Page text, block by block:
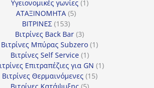
Υγειονομικές γωνίες 11
ΑΤΑΞΙΝΟΜΗΤΑ 55
ΒΙΤΡΙΝΕΣ 153153
προϊόντα
Βιτρίνες Back Bar 33
προϊόντα
Βιτρίνες Mπύρας Subzero 11
Βιτρίνες Self Service 11
προϊόν
Επιτραπέζιες για GN 11
Βιτρίνες Θερμαινόμενες 1515
5